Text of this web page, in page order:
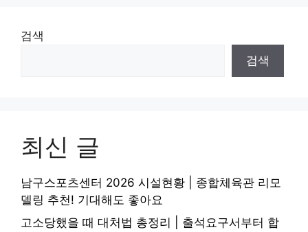
검색
검색
최신 글
남구스포츠센터 2026 시설현황 | 종합체육관 리모
델링 추천! 기대해도 좋아요
고소당했을 때 대처법 총정리 | 출석요구서부터 합